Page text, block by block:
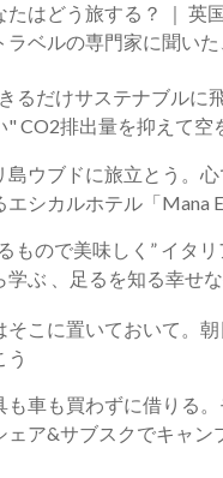
どう旅する？ ｜ 英国サステナブ
ラベルの専門家に聞い
るだけサステナブルに
" CO2排出量を抑えて空
島ウブドに旅立とう。心
エシカルホテル「Mana
もので美味しく” イタ
学ぶ 、足るを知る幸せ
そこに置いておいて。
う
も車も買わずに借りる
ェア&サブスクでキャン